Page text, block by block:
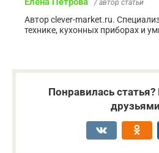
/ автор статьи
Автор clever-market.ru.
технике, кухонных приборах и
Понравилась